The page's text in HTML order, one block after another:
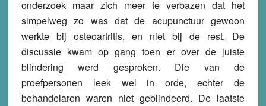
onderzoek maar zich meer te verbazen dat het
simpelweg zo was dat de acupunctuur gewoon
werkte bij osteoartritis, en niet bij de rest. De
discussie kwam op gang toen er over de juiste
blindering werd gesproken. Die van de
proefpersonen leek wel in orde, echter de
behandelaren waren niet geblindeerd. De laatste